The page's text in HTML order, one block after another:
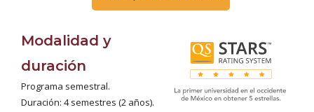
Modalidad y
duración
Programa semestral.
Duración: 4 semestres (2 años).